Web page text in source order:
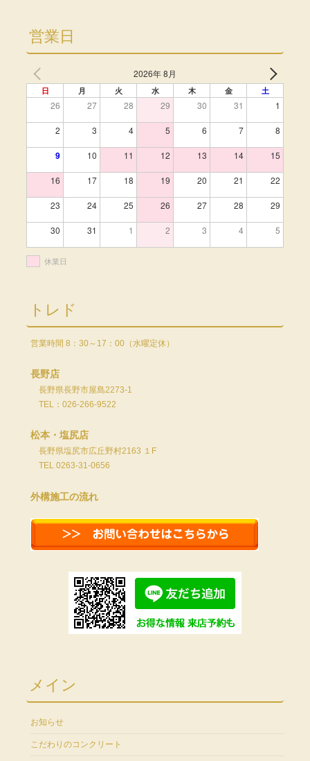
営業日
2026年 8月
日 月 火 水 木 金 土
26 27 28 29 30 31 1
2 3 4 5 6 7 8
9 10 11 12 13 14 15
16 17 18 19 20 21 22
23 24 25 26 27 28 29
30 31 1 2 3 4 5
休業日
トレド
営業時間 8：30～17：00（水曜定休）
長野店
長野県長野市屋島2273-1
TEL：026-266-9522
松本・塩尻店
長野県塩尻市広丘野村2163 １F
TEL 0263-31-0656
外構施工の流れ
メイン
お知らせ
こだわりのコンクリート